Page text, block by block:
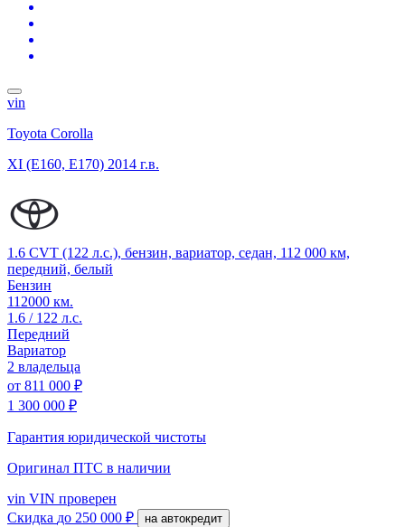
vin
Toyota Corolla
XI (E160, E170) 2014 г.в.
1.6 CVT (122 л.с.), бензин, вариатор, седан, 112 000 км,
передний, белый
Бензин
112000 км.
1.6 / 122 л.с.
Передний
Вариатор
2 владельца
от 811 000 ₽
1 300 000 ₽
Гарантия юридической чистоты
Оригинал ПТС в наличии
vin VIN проверен
Скидка до 250 000 ₽ на автокредит